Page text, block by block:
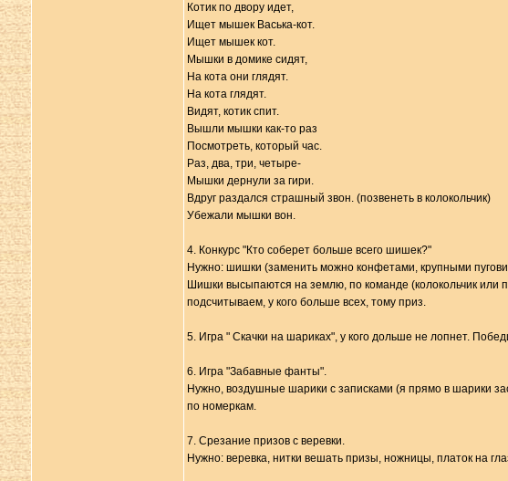
Котик по двору идет,
Ищет мышек Васька-кот.
Ищет мышек кот.
Мышки в домике сидят,
На кота они глядят.
На кота глядят.
Видят, котик спит.
Вышли мышки как-то раз
Посмотреть, который час.
Раз, два, три, четыре-
Мышки дернули за гири.
Вдруг раздался страшный звон. (позвенеть в колокольчик)
Убежали мышки вон.
4. Конкурс "Кто соберет больше всего шишек?"
Нужно: шишки (заменить можно конфетами, крупными
Шишки высыпаются на землю, по команде (колокольчик или
подсчитываем, у кого больше всех, тому приз.
5. Игра " Скачки на шариках", у кого дольше не лопнет.
6. Игра "Забавные фанты".
Нужно, воздушные шарики с записками (я прямо в шарики
по номеркам.
7. Срезание призов с веревки.
Нужно: веревка, нитки вешать призы, ножницы, платок на